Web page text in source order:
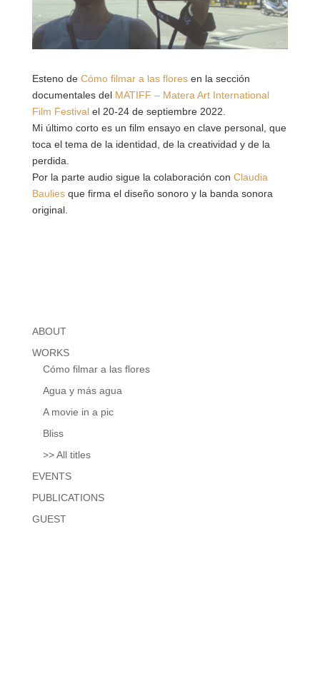
Esteno de Cómo filmar a las floresen la sección
documentales del MATIFF – Matera Art International
Film Festivalel 20-24 de septiembre 2022.
Mi último corto es un film ensayo en clave personal, que
toca el tema de la identidad, de la creatividad y de la
perdida.
Por la parte audio sigue la colaboración con Claudia
Bauliesque firma el diseño sonoro y la banda sonora
original.
ABOUT
WORKS
Cómo filmar a las flores
Agua y más agua
A movie in a pic
Bliss
>> All titles
EVENTS
PUBLICATIONS
GUEST